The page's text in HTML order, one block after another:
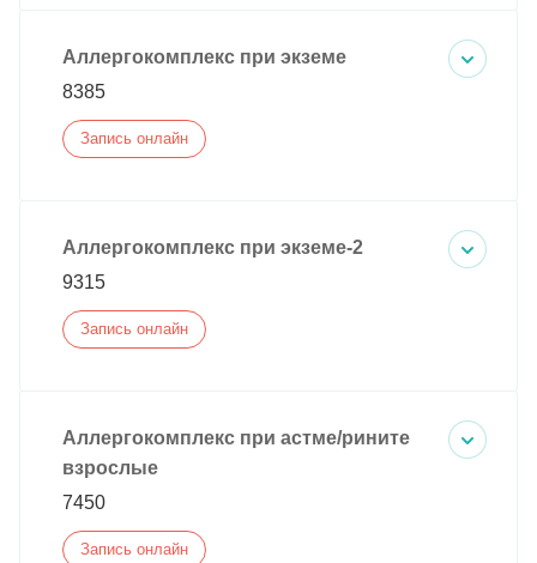
Аллергокомплекс при экземе
8385
Запись онлайн
Аллергокомплекс при экземе-2
9315
Запись онлайн
Аллергокомплекс при астме/рините
взрослые
7450
Запись онлайн